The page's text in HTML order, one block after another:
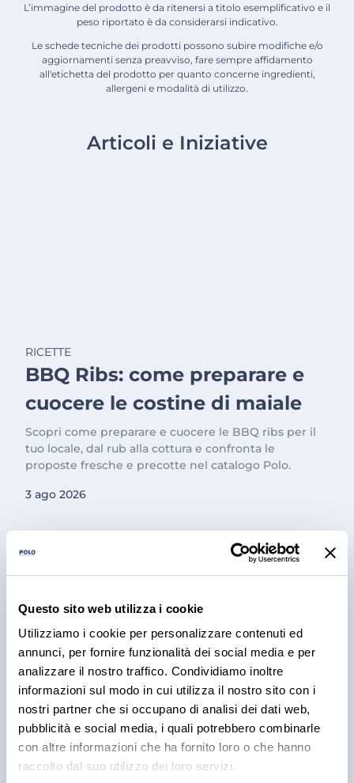
Questo sito web utilizza i cookie
Utilizziamo i cookie per personalizzare contenuti ed
annunci, per fornire funzionalità dei social media e per
analizzare il nostro traffico. Condividiamo inoltre
informazioni sul modo in cui utilizza il nostro sito con i
nostri partner che si occupano di analisi dei dati web,
pubblicità e social media, i quali potrebbero combinarle
con altre informazioni che ha fornito loro o che hanno
raccolto dal suo utilizzo dei loro servizi.
L’immagine del prodotto è da ritenersi a titolo esemplificativo e il
peso riportato è da considerarsi indicativo.
Le schede tecniche dei prodotti possono subire modifiche e/o
aggiornamenti senza preavviso, fare sempre affidamento
all'etichetta del prodotto per quanto concerne ingredienti,
allergeni e modalità di utilizzo.
Articoli e Iniziative
RICETTE
BBQ Ribs: come preparare e
cuocere le costine di maiale
Scopri come preparare e cuocere le BBQ ribs per il
tuo locale, dal rub alla cottura e confronta le
proposte fresche e precotte nel catalogo Polo.
3 ago 2026
PRODOTTI
Cantina Valle Isarco:
responsabilità e amore per il
territorio